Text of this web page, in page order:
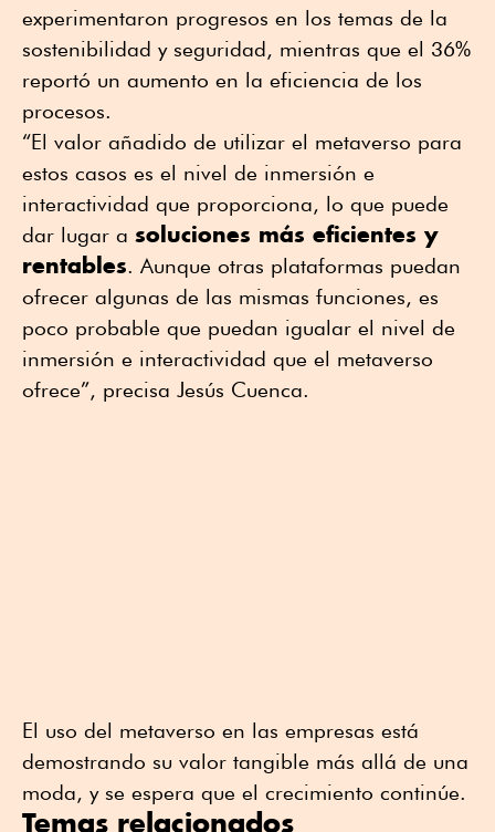
experimentaron progresos en los temas de la
sostenibilidad y seguridad, mientras que el 36%
reportó un aumento en la eficiencia de los
procesos.
“El valor añadido de utilizar el metaverso para
estos casos es el nivel de inmersión e
interactividad que proporciona, lo que puede
dar lugar a soluciones más eficientes y
rentables. Aunque otras plataformas puedan
ofrecer algunas de las mismas funciones, es
poco probable que puedan igualar el nivel de
inmersión e interactividad que el metaverso
ofrece”, precisa Jesús Cuenca.
El uso del metaverso en las empresas está
demostrando su valor tangible más allá de una
moda, y se espera que el crecimiento continúe.
Temas relacionados